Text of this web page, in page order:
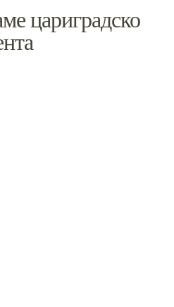
цариградско